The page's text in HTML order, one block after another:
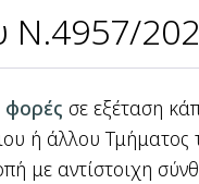
Ν.4957/
φορές σε εξέταση
ή άλλου Τμήματος
με αντίστοιχη